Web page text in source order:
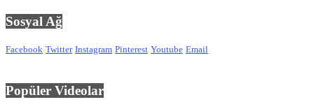
Sosyal Ağ
Facebook Twitter Instagram Pinterest Youtube Email
Popüler Videolar